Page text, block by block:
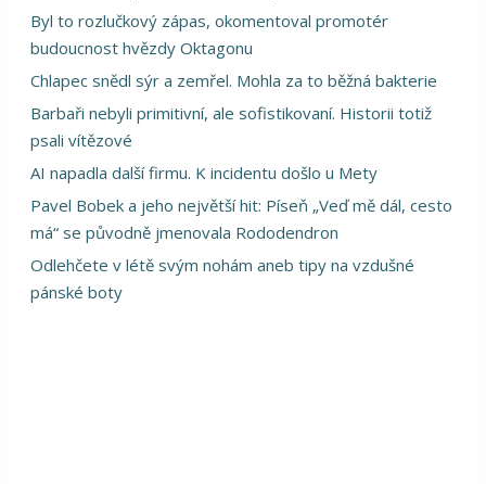
Byl to rozlučkový zápas, okomentoval promotér
budoucnost hvězdy Oktagonu
Chlapec snědl sýr a zemřel. Mohla za to běžná bakterie
Barbaři nebyli primitivní, ale sofistikovaní. Historii totiž
psali vítězové
AI napadla další firmu. K incidentu došlo u Mety
Pavel Bobek a jeho největší hit: Píseň „Veď mě dál, cesto
má“ se původně jmenovala Rododendron
Odlehčete v létě svým nohám aneb tipy na vzdušné
pánské boty